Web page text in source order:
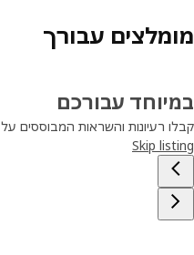
עבורך
עבורכם
רעיונות והשראות המבוססים על
Skip